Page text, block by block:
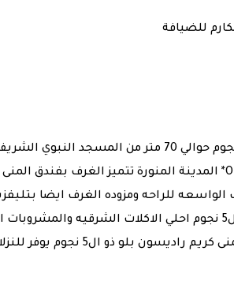
للراحه ومزوده الغرف ايضا
مطعم الفندق المنى كريم راديسون بلو ذو ال5 نجوم احلي الاكلات